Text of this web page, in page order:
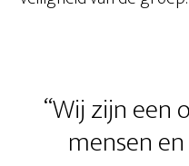
“Wij zijn een
mensen